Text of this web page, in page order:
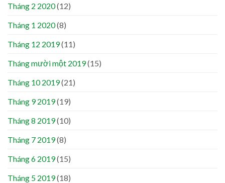
Tháng 2 2020(12)
Tháng 1 2020(8)
Tháng 12 2019(11)
Tháng mười một 2019(15)
Tháng 10 2019(21)
Tháng 9 2019(19)
Tháng 8 2019(10)
Tháng 7 2019(8)
Tháng 6 2019(15)
Tháng 5 2019(18)